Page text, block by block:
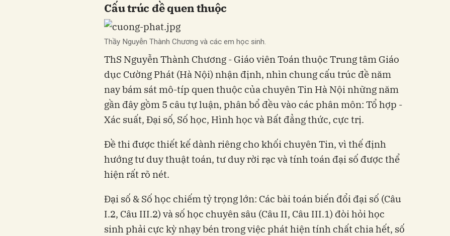
Cấu trúc đề quen thuộc
Thầy Nguyễn Thành Chương và các em học sinh.
ThS Nguyễn Thành Chương - Giáo viên Toán thuộc Trung tâm Giáo
dục Cường Phát (Hà Nội) nhận định, nhìn chung cấu trúc đề năm
nay bám sát mô-típ quen thuộc của chuyên Tin Hà Nội những năm
gần đây gồm 5 câu tự luận, phân bổ đều vào các phân môn: Tổ hợp -
Xác suất, Đại số, Số học, Hình học và Bất đẳng thức, cực trị.
Đề thi được thiết kế dành riêng cho khối chuyên Tin, vì thế định
hướng tư duy thuật toán, tư duy rời rạc và tính toán đại số được thể
hiện rất rõ nét.
Đại số & Số học chiếm tỷ trọng lớn: Các bài toán biến đổi đại số (Câu
I.2, Câu III.2) và số học chuyên sâu (Câu II, Câu III.1) đòi hỏi học
sinh phải cực kỳ nhạy bén trong việc phát hiện tính chất chia hết, số